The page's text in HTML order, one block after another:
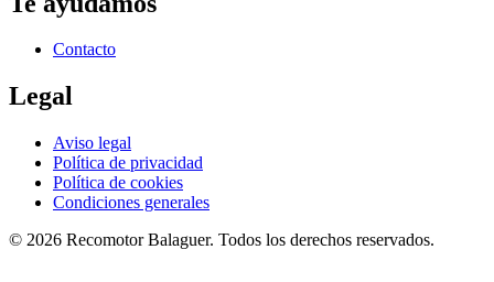
Contacto
Legal
Aviso legal
Política de privacidad
Política de cookies
Condiciones generales
© 2026 RecomotorBalaguer. Todos los derechos reservados.